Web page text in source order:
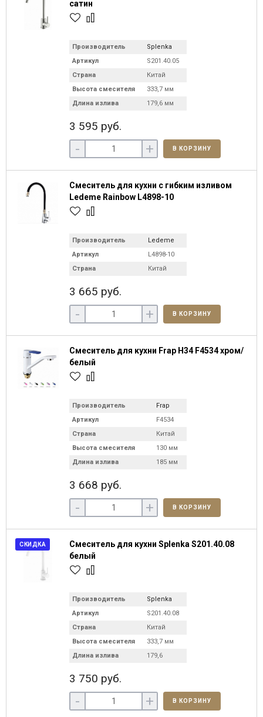
сатин
Производитель
Splenka
Артикул
S201.40.05
Страна
Китай
Высота смесителя
333,7 мм
Длина излива
179,6 мм
3 595 руб.
- + В КОРЗИНУ
Смеситель для кухни с гибким изливом
Ledeme Rainbow L4898-10
Производитель
Ledeme
Артикул
L4898-10
Страна
Китай
3 665 руб.
- + В КОРЗИНУ
Смеситель для кухни Frap H34 F4534 хром/
белый
Производитель
Frap
Артикул
F4534
Страна
Китай
Высота смесителя
130 мм
Длина излива
185 мм
3 668 руб.
- + В КОРЗИНУ
СКИДКА
Смеситель для кухни Splenka S201.40.08
белый
Производитель
Splenka
Артикул
S201.40.08
Страна
Китай
Высота смесителя
333,7 мм
Длина излива
179,6
3 750 руб.
- + В КОРЗИНУ